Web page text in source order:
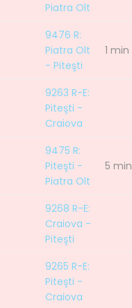
Piatra Olt
9476 R:
Piatra Olt
- Piteşti
1 min
9263 R-E:
Piteşti -
Craiova
9475 R:
Piteşti -
Piatra Olt
5 min
9268 R-E:
Craiova -
Piteşti
9265 R-E:
Piteşti -
Craiova